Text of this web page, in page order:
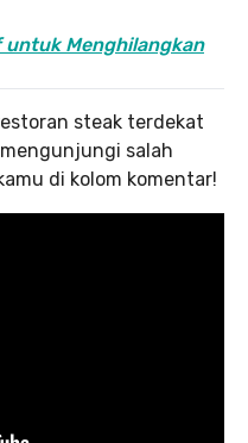
untuk Menghilangkan
steak terdekat
salah
di kolom komentar!